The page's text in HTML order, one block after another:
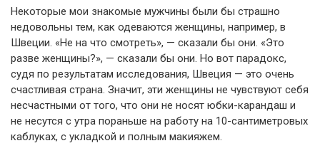
Некоторые мои знакомые мужчины были бы страшно
недовольны тем, как одеваются женщины, например, в
Швеции. «Не на что смотреть», — сказали бы они. «Это
разве женщины?», — сказали бы они. Но вот парадокс,
судя по результатам исследования, Швеция — это очень
счастливая страна. Значит, эти женщины не чувствуют себя
несчастными от того, что они не носят юбки-карандаш и
не несутся с утра пораньше на работу на 10-сантиметровых
каблуках, с укладкой и полным макияжем.